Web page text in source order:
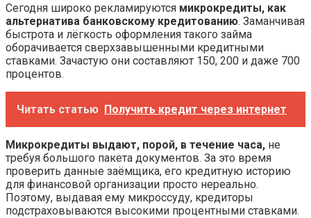
Сегодня широко рекламируются микрокредиты, как
альтернатива банковскому кредитованию. Заманчивая
быстрота и лёгкость оформления такого займа
оборачивается сверхзавышенными кредитными
ставками. Зачастую они составляют 150, 200 и даже 700
процентов.
Читать статью Получить кредит через интернет
Микрокредиты выдают, порой, в течение часа, не
требуя большого пакета документов. За это время
проверить данные заёмщика, его кредитную историю
для финансовой организации просто нереально.
Поэтому, выдавая ему микроссуду, кредиторы
подстраховываются высокими процентными ставками.